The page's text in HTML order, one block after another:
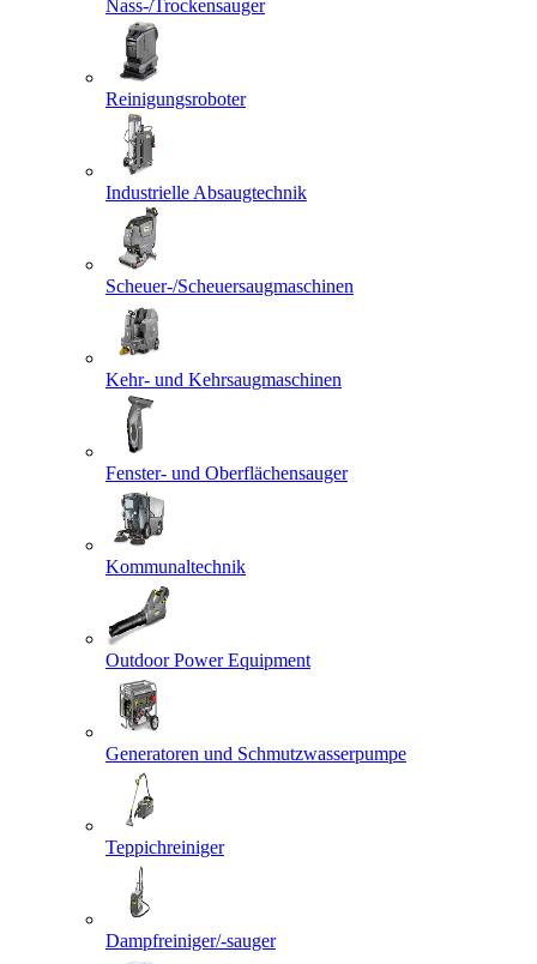
Nass-/Trockensauger
Reinigungsroboter
Industrielle Absaugtechnik
Scheuer-/Scheuersaugmaschinen
Kehr- und Kehrsaugmaschinen
Fenster- und Oberflächensauger
Kommunaltechnik
Outdoor Power Equipment
Generatoren und Schmutzwasserpumpe
Teppichreiniger
Dampfreiniger/-sauger